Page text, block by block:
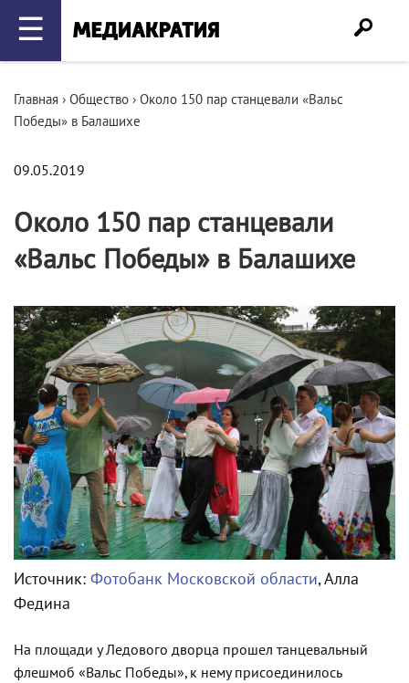
☰
Главная › Общество › Около 150 пар станцевали «Вальс
Победы» в Балашихе
09.05.2019
Около 150 пар станцевали
«Вальс Победы» в Балашихе
Источник: Фотобанк Московской области, Алла
Федина
На площади у Ледового дворца прошел танцевальный
флешмоб «Вальс Победы», к нему присоединилось